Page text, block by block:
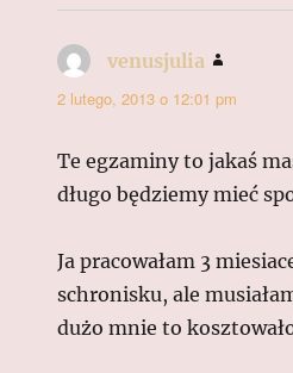
venusjulia
2 lutego, 2013 o 12:01 pm
Te egzaminy to jakaś
długo będziemy mieć
Ja pracowałam 3
schronisku, ale
dużo mnie to